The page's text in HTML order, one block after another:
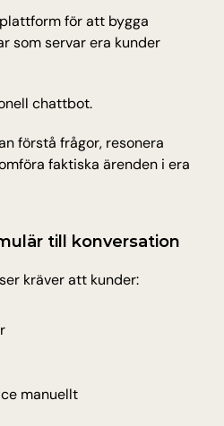
med det senaste
vår plattform
och snabbhet
Utbildning
och studentfrågor
handel
om frakt och returer
och medlemssupport
gästfrihet
och återbetalningar
för att bygga
som servar era kunder
chattbot.
förstå frågor, resonera
faktiska ärenden i era
till konversation
kräver att kunder:
manuellt